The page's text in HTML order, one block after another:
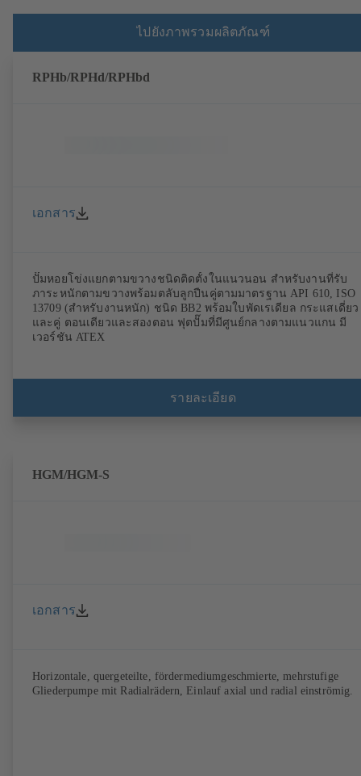
ไปยังภาพรวมผลิตภัณฑ์
RPHb/RPHd/RPHbd
เอกสาร
ปั๊มหอยโข่งแยกตามขวางชนิดติดตั้งในแนวนอน สำหรับงานที่รับ
ภาระหนักตามขวางพร้อมตลับลูกปืนคู่ตามมาตรฐาน API 610, ISO
13709 (สำหรับงานหนัก) ชนิด BB2 พร้อมใบพัดเรเดียล กระแสเดี่ยว
และคู่ ตอนเดียวและสองตอน ฟุตปั๊มที่มีศูนย์กลางตามแนวแกน มี
เวอร์ชัน ATEX
รายละเอียด
HGM/HGM-S
เอกสาร
Horizontale, quergeteilte, fördermediumgeschmierte, mehrstufige
Gliederpumpe mit Radialrädern, Einlauf axial und radial einströmig.